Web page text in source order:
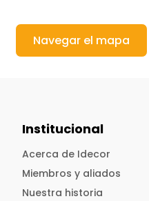
Navegar el mapa
Institucional
Acerca de Idecor
Miembros y aliados
Nuestra historia